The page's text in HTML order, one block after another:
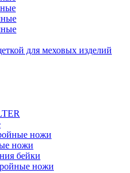
для меховых изделий
ножи
ножи
бейки
ножи